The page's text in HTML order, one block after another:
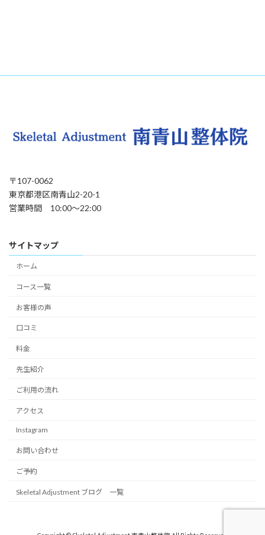
〒107-0062
東京都港区南青山2-20-1
営業時間 10:00〜22:00
サイトマップ
ホーム
コース一覧
お客様の声
口コミ
料金
先生紹介
ご利用の流れ
アクセス
Instagram
お問い合わせ
ご予約
Skeletal Adjustment ブログ 一覧